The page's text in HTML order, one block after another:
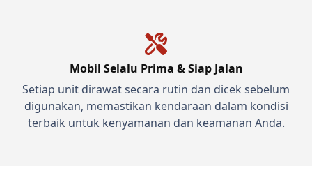
Mobil Selalu Prima & Siap Jalan
Setiap unit dirawat secara rutin dan dicek sebelum
digunakan, memastikan kendaraan dalam kondisi
terbaik untuk kenyamanan dan keamanan Anda.